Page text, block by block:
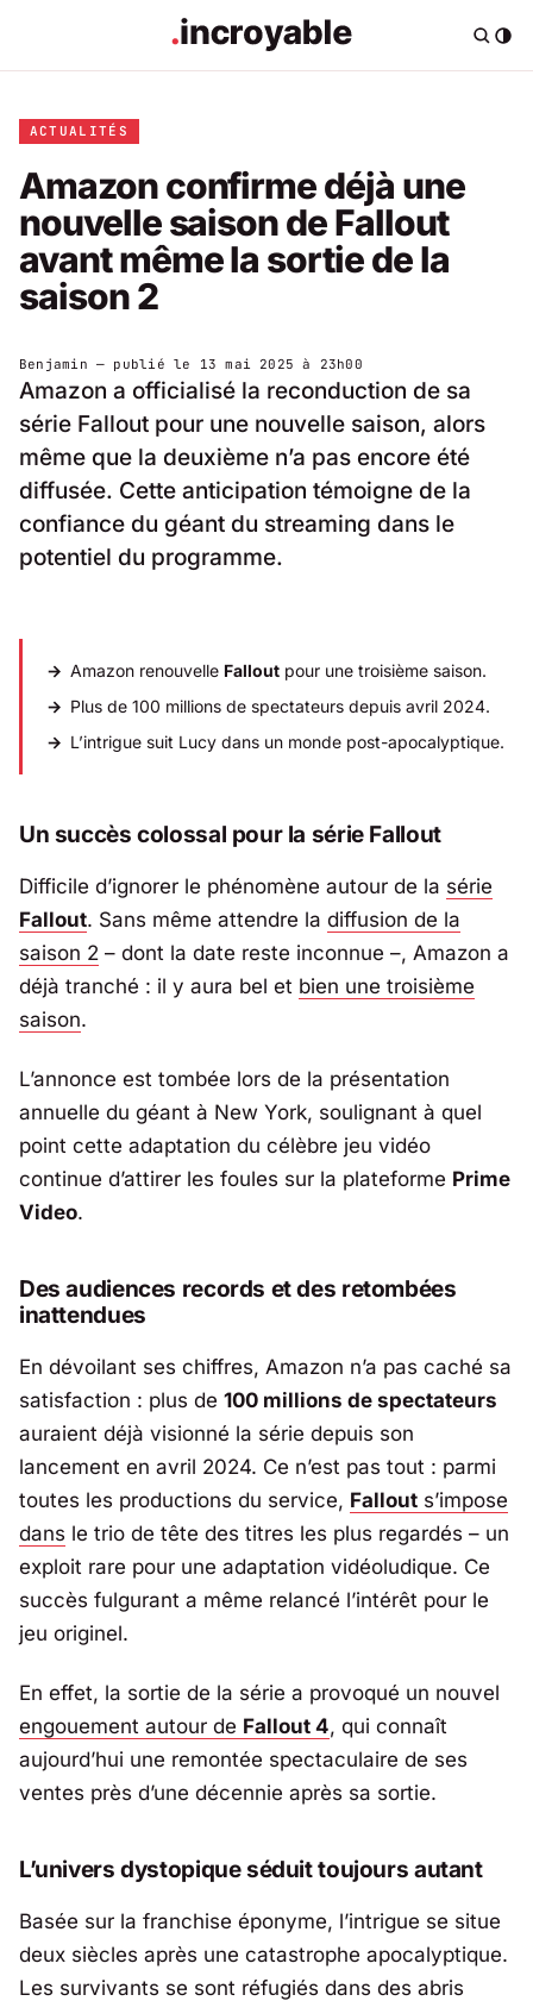
ACTUALITÉS
Amazon confirme déjà une
nouvelle saison de Fallout
avant même la sortie de la
saison 2
Benjamin — publié le 13 mai 2025 à 23h00
Amazon a officialisé la reconduction de sa
série Fallout pour une nouvelle saison, alors
même que la deuxième n’a pas encore été
diffusée. Cette anticipation témoigne de la
confiance du géant du streaming dans le
potentiel du programme.
Amazon renouvelle Fallout pour une troisième saison.
Plus de 100 millions de spectateurs depuis avril 2024.
L’intrigue suit Lucy dans un monde post-apocalyptique.
Un succès colossal pour la série Fallout
Difficile d’ignorer le phénomène autour de la série
Fallout. Sans même attendre la diffusion de la
saison 2 – dont la date reste inconnue –, Amazon a
déjà tranché : il y aura bel et bien une troisième
saison.
L’annonce est tombée lors de la présentation
annuelle du géant à New York, soulignant à quel
point cette adaptation du célèbre jeu vidéo
continue d’attirer les foules sur la plateforme Prime
Video.
Des audiences records et des retombées
inattendues
En dévoilant ses chiffres, Amazon n’a pas caché sa
satisfaction : plus de 100 millions de spectateurs
auraient déjà visionné la série depuis son
lancement en avril 2024. Ce n’est pas tout : parmi
toutes les productions du service, Fallout s’impose
dans le trio de tête des titres les plus regardés – un
exploit rare pour une adaptation vidéoludique. Ce
succès fulgurant a même relancé l’intérêt pour le
jeu originel.
En effet, la sortie de la série a provoqué un nouvel
engouement autour de Fallout 4, qui connaît
aujourd’hui une remontée spectaculaire de ses
ventes près d’une décennie après sa sortie.
L’univers dystopique séduit toujours autant
Basée sur la franchise éponyme, l’intrigue se situe
deux siècles après une catastrophe apocalyptique.
Les survivants se sont réfugiés dans des abris